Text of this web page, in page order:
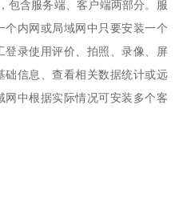
包含服务端、客户端两部分。服
内网或局域网中只要安装一个
登录使用评价、拍照、录像、屏
信息、查看相关数据统计或远
中根据实际情况可安装多个客